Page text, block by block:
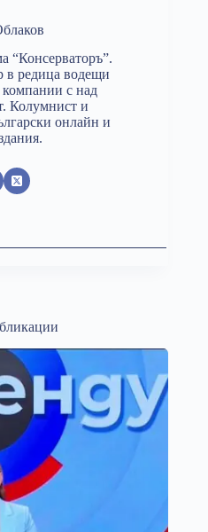
“Консерваторъ”.
редица водещи
с над
Колумнист и
онлайн и